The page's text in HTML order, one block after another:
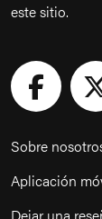
este sitio.
Sobre
Aplicación